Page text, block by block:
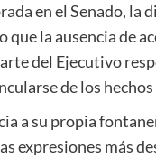
en el Senado, la
que la ausencia de
del Ejecutivo
de los
a su propia
expresiones más